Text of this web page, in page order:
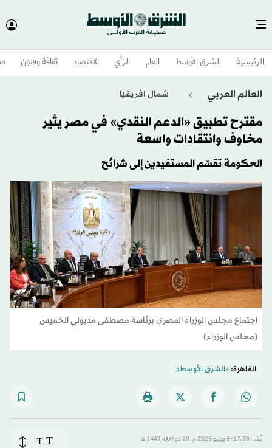
الرئيسية الشرق الأوسط​ العالم الرأي الاقتصاد ثقافة وفنون
العالم العربي شمال افريقيا
مقترح تطبيق «الدعم النقدي» في مصر يثير
مخاوف وانتقادات واسعة
الحكومة تقسّم المستفيدين إلى شرائح
اجتماع مجلس الوزراء المصري برئاسة مصطفى مدبولي الخميس
(مجلس الوزراء)
القاهرة:«الشرق الأوسط»
نُشر: 17:39-5 يونيو 2026 م ـ 20 ذو الحِجّة 1447 هـ T
T